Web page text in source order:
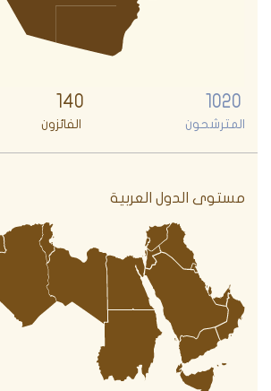
1020
140
المترشحون الفائزون
مستوى الدول العربية